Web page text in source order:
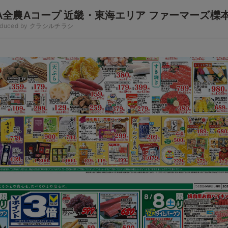
農Aコープ 近畿・東海エリア ファーマーズ櫟
by クラシルチラシ